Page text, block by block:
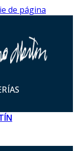
de página